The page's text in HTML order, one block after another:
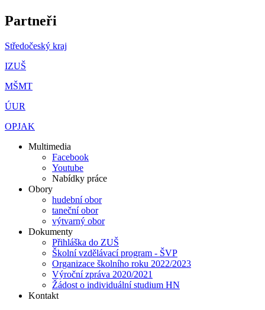
Partneři
Středočeský kraj
IZUŠ
MŠMT
ÚUR
OPJAK
Multimedia
Facebook
Youtube
Nabídky práce
Obory
hudební obor
taneční obor
výtvarný obor
Dokumenty
Přihláška do ZUŠ
Školní vzdělávací program - ŠVP
Organizace školního roku 2022/2023
Výroční zpráva 2020/2021
Žádost o individuální studium HN
Kontakt